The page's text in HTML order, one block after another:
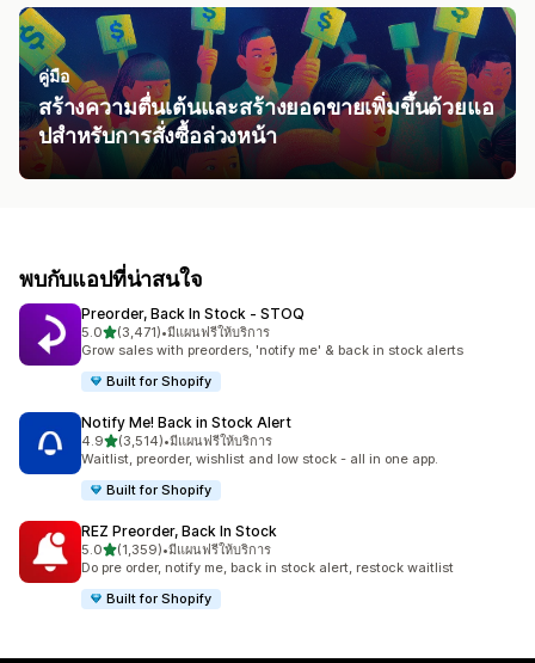
คู่มือ
สร้างความตื่นเต้นและสร้างยอดขายเพิ่มขึ้นด้วยแอ
ปสำหรับการสั่งซื้อล่วงหน้า
พบกับแอปที่น่าสนใจ
Preorder, Back In Stock ‑ STOQ
5.0เต็ม 5 ดาว
(3,471)
ทั้งหมด 3471 รีวิว
•มีแผนฟรีให้บริการ
Grow sales with preorders, 'notify me' & back in stock alerts
Built for Shopify
Notify Me! Back in Stock Alert
4.9เต็ม 5 ดาว
(3,514)
ทั้งหมด 3514 รีวิว
•มีแผนฟรีให้บริการ
Waitlist, preorder, wishlist and low stock - all in one app.
Built for Shopify
REZ Preorder, Back In Stock
5.0เต็ม 5 ดาว
(1,359)
ทั้งหมด 1359 รีวิว
•มีแผนฟรีให้บริการ
Do pre order, notify me, back in stock alert, restock waitlist
Built for Shopify